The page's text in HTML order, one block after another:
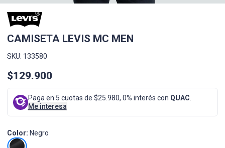
CAMISETA LEVIS MC MEN
SKU: 133580
$129.900
Paga en 5 cuotas de $25.980, 0% interés con QUAC
Me interesa
Color: Negro